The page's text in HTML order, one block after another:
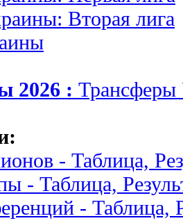
Вторая лига
2026 :
- Таблица,
- Таблица,
- Таблица,